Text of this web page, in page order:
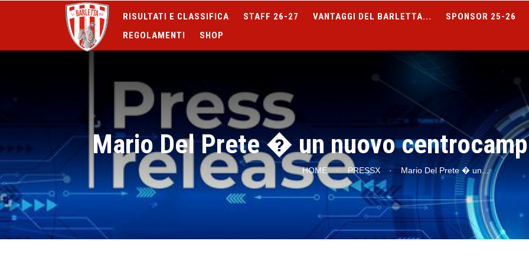
RISULTATI E CLASSIFICA STAFF 26-27 VANTAGGI DEL BARLETTA... SPONSOR 25-26
REGOLAMENTI
SHOP
Mario Del Prete � un nuovo
HOME · PRESSX · Mario Del Prete � un...